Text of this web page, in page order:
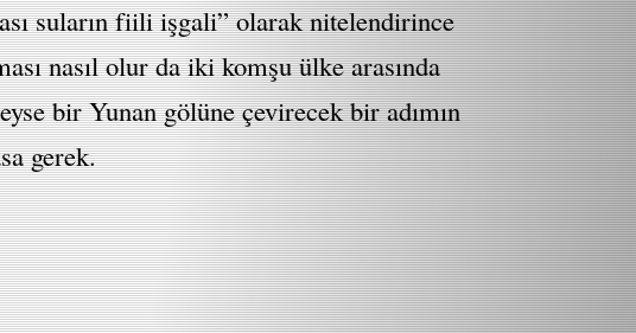
suların fiili işgali” olarak nitelendirince
nasıl olur da iki komşu ülke arasında
bir Yunan gölüne çevirecek bir adımın
gerek.